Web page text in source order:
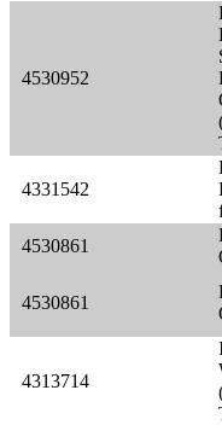
4530952
4331542
4530861
4530861
4313714